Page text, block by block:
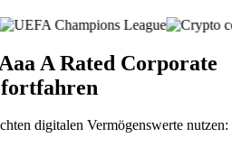
A Rated Corporate
digitalen Vermögenswerte nutzen: